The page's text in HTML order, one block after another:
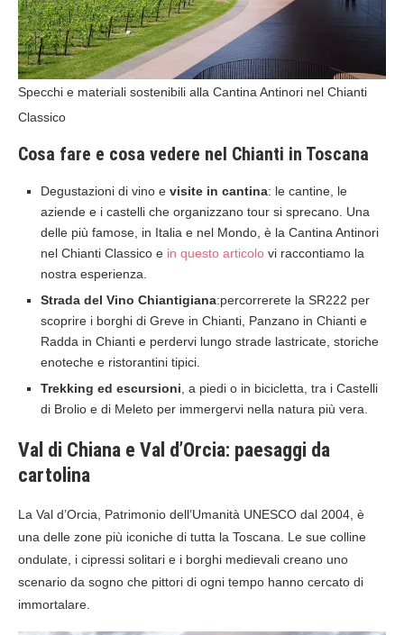
Specchi e materiali sostenibili alla Cantina Antinori nel Chianti
Classico
Cosa fare e cosa vedere nel Chianti in Toscana
Degustazioni di vino e visite in cantina: le cantine, le
aziende e i castelli che organizzano tour si sprecano. Una
delle più famose, in Italia e nel Mondo, è la Cantina Antinori
nel Chianti Classico e in questo articolo vi raccontiamo la
nostra esperienza.
Strada del Vino Chiantigiana:percorrerete la SR222 per
scoprire i borghi di Greve in Chianti, Panzano in Chianti e
Radda in Chianti e perdervi lungo strade lastricate, storiche
enoteche e ristorantini tipici.
Trekking ed escursioni , a piedi o in bicicletta, tra i Castelli
di Brolio e di Meleto per immergervi nella natura più vera.
Val di Chiana e Val d’Orcia: paesaggi da
cartolina
La Val d’Orcia, Patrimonio dell’Umanità UNESCO dal 2004, è
una delle zone più iconiche di tutta la Toscana. Le sue colline
ondulate, i cipressi solitari e i borghi medievali creano uno
scenario da sogno che pittori di ogni tempo hanno cercato di
immortalare.